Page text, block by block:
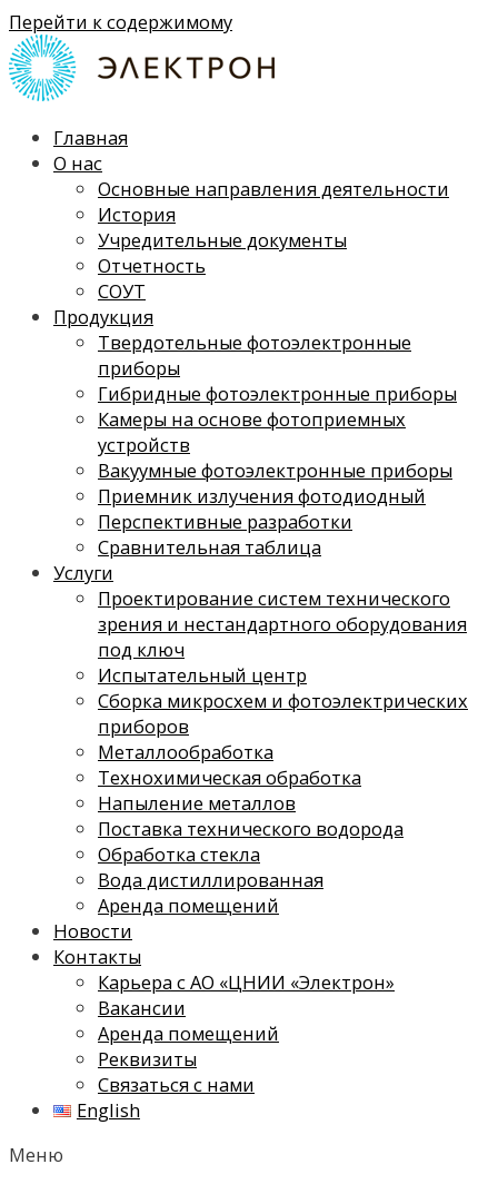
Перейти к содержимому
Главная
О нас
Основные направления деятельности
История
Учредительные документы
Отчетность
СОУТ
Продукция
Твердотельные фотоэлектронные
приборы
Гибридные фотоэлектронные приборы
Камеры на основе фотоприемных
устройств
Вакуумные фотоэлектронные приборы
Приемник излучения фотодиодный
Перспективные разработки
Сравнительная таблица
Услуги
Проектирование систем технического
зрения и нестандартного оборудования
под ключ
Испытательный центр
Сборка микросхем и фотоэлектрических
приборов
Металлообработка
Технохимическая обработка
Напыление металлов
Поставка технического водорода
Обработка стекла
Вода дистиллированная
Аренда помещений
Новости
Контакты
Карьера с АО «ЦНИИ «Электрон»
Вакансии
Аренда помещений
Реквизиты
Связаться с нами
English
Меню